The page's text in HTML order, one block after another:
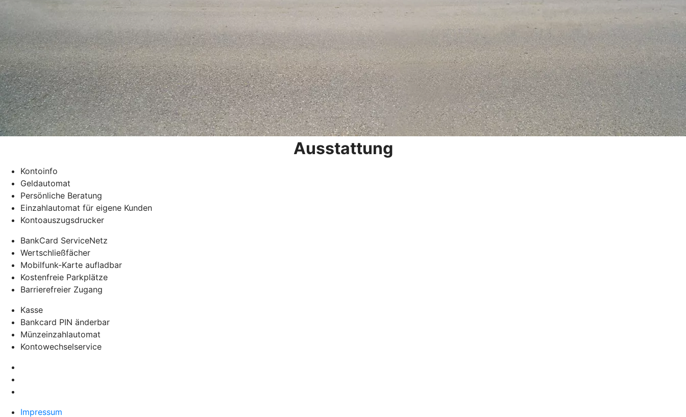
Ausstattung
Kontoinfo
Geldautomat
Persönliche Beratung
Einzahlautomat für eigene Kunden
Kontoauszugsdrucker
BankCard ServiceNetz
Wertschließfächer
Mobilfunk-Karte aufladbar
Kostenfreie Parkplätze
Barrierefreier Zugang
Kasse
Bankcard PIN änderbar
Münzeinzahlautomat
Kontowechselservice
Impressum